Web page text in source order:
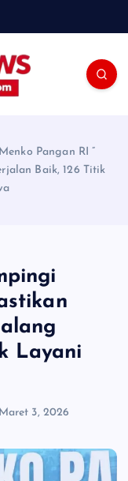
Pangan RI ”
Baik, 126 Titik
Layani
Maret 3, 2026